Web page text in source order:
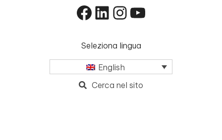
Facebook
LinkedIn
Instagram
YouTube
Seleziona lingua
English
Cerca nel sito